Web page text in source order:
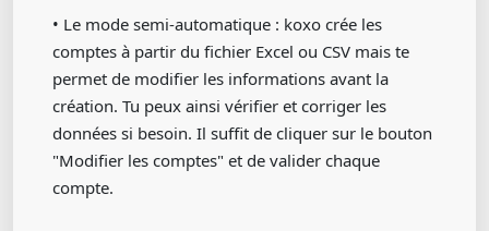
• Le mode semi-automatique : koxo crée les
comptes à partir du fichier Excel ou CSV mais te
permet de modifier les informations avant la
création. Tu peux ainsi vérifier et corriger les
données si besoin. Il suffit de cliquer sur le bouton
"Modifier les comptes" et de valider chaque
compte.